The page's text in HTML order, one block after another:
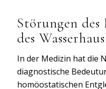
Störungen
des
In der Medizin hat die
diagnostische
homöostatischen